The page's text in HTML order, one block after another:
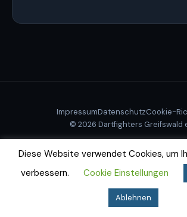
ImpressumDatenschutzCookie-
© 2026 Dartfighters Greifswald
Diese Website verwendet Cookies, um
verbessern.
Cookie Einstellungen
Ablehnen